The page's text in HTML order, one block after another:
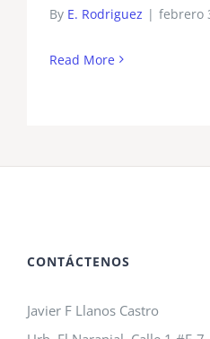
By E. Rodriguez | febrero
Read More
CONTÁCTENOS
Javier F Llanos Castro